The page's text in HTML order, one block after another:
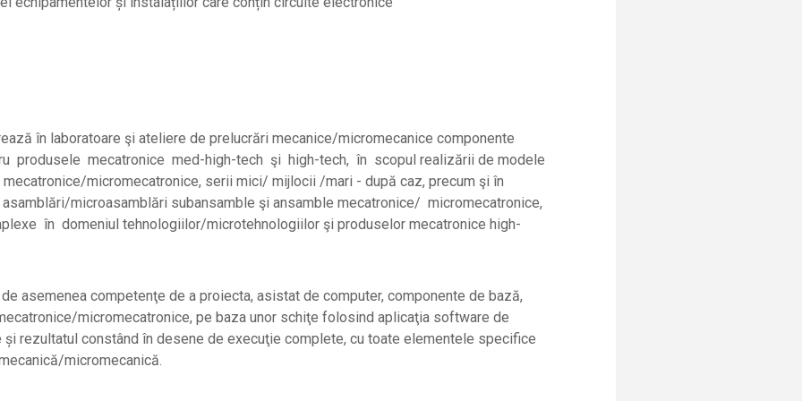
în laboratoare şi ateliere de prelucrări mecanice/micromecanice componente
produsele mecatronice med-high-tech şi high-tech, în scopul realizării de modele
micromecatronice, serii mici/ mijlocii /mari - după caz, precum şi în
microasamblări subansamble şi ansamble mecatronice/ micromecatronice,
în domeniul tehnologiilor/microtehnologiilor şi produselor mecatronice high-
asemenea competenţe de a proiecta, asistat de computer, componente de bază,
micromecatronice, pe baza unor schiţe folosind aplicaţia software de
rezultatul constând în desene de execuţie complete, cu toate elementele specifice
micromecanică.